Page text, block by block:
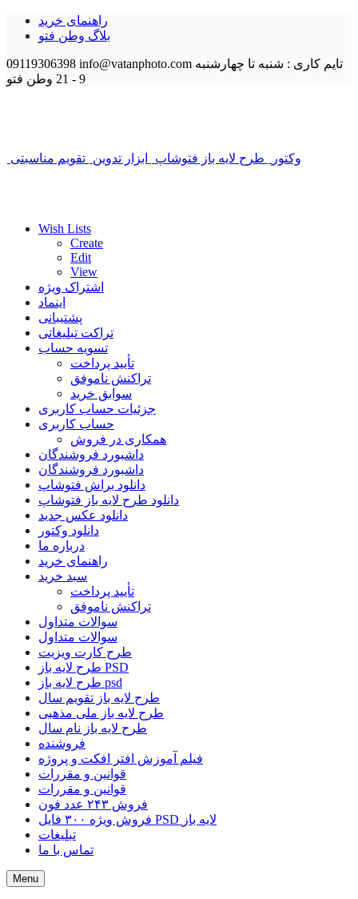
راهنمای خرید
بلاگ وطن فتو
09119306398 info@vatanphoto.com تایم کاری : شنبه تا چهارشنبه
9 - 21
وطن فتو
وکتور طرح لایه باز فتوشاپ ابزار تدوین تقویم مناسبتی
Wish Lists
Create
Edit
View
اشتراک ویژه
اینماد
پشتیبانی
تراکت تبلیغاتی
تسویه حساب
تأیید پرداخت
تراکنش ناموفق
سوابق خرید
جزئیات حساب کاربری
حساب کاربری
همکاری در فروش
داشبورد فروشندگان
داشبورد فروشندگان
دانلود براش فتوشاپ
دانلود طرح لایه باز فتوشاپ
دانلود عکس جدید
دانلود وکتور
درباره ما
راهنمای خرید
سبد خرید
تأیید پرداخت
تراکنش ناموفق
سوالات متداول
سوالات متداول
طرح کارت ویزیت
طرح لایه باز PSD
طرح لایه باز psd
طرح لایه باز تقویم سال
طرح لایه باز ملی مذهبی
طرح لایه باز نام سال
فروشنده
فیلم آموزش افتر افکت و پروژه
قوانین و مقررات
قوانین و مقررات
فروش ۲۴۳ عدد فون
فروش ویژه ۳۰۰ فایل PSD لایه باز
تبلیغات
تماس با ما
Menu